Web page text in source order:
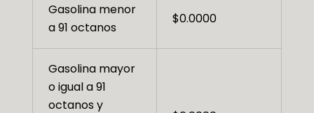
Gasolina menor
a 91 octanos
$0.0000
Gasolina mayor
o igual a 91
octanos y